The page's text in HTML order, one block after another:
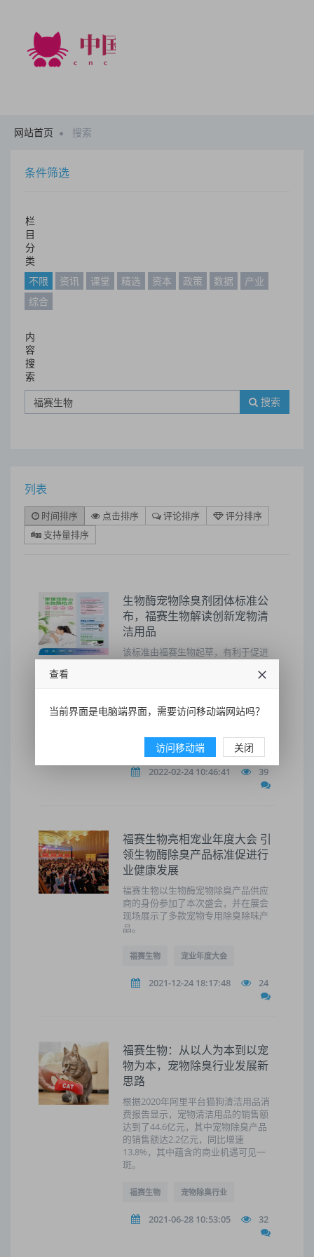
网站首页 搜索
条件筛选
栏
目
分
类
不限
资讯 课堂 精选 资本 政策 数据
产业
综合
内
容
搜
索
搜索
列表
时间排序 点击排序 评论排序
评分排序
支持量排序
生物酶宠物除臭剂团体标准公
布，福赛生物解读创新宠物清
洁用品
该标准由福赛生物起草，有利于促进
物除臭剂使用过程中对环境和人体健
生物酶 宠物除臭剂 福赛生物
宠物清洁用品
2022-02-24 10:46:41 39
福赛生物亮相宠业年度大会 引
领生物酶除臭产品标准促进行
业健康发展
福赛生物以生物酶宠物除臭产品供应
商的身份参加了本次盛会，并在展会
现场展示了多款宠物专用除臭除味产
品。
福赛生物 宠业年度大会
2021-12-24 18:17:48 24
福赛生物：从以人为本到以宠
物为本，宠物除臭行业发展新
思路
根据2020年阿里平台猫狗清洁用品消
费报告显示，宠物清洁用品的销售额
达到了44.6亿元，其中宠物除臭产品
的销售额达2.2亿元，同比增速
13.8%，其中蕴含的商业机遇可见一
斑。
福赛生物 宠物除臭行业
2021-06-28 10:53:05 32
查看
当前界面是电脑端界面，需要访问移动端网站吗？
访问移动端 关闭